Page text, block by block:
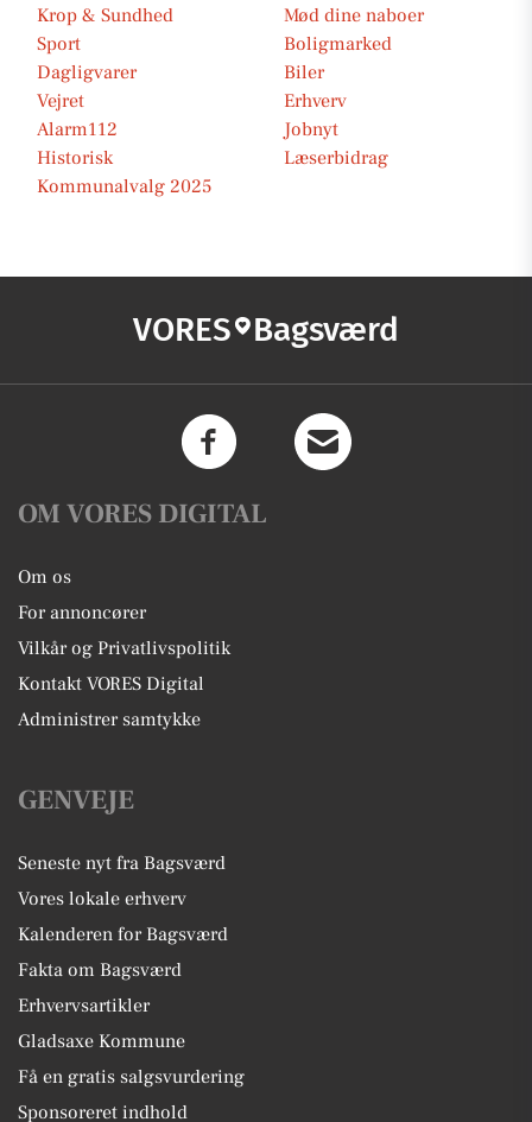
Krop & Sundhed
Mød dine naboer
Sport
Boligmarked
Dagligvarer
Biler
Vejret
Erhverv
Alarm112
Jobnyt
Historisk
Læserbidrag
Kommunalvalg 2025
VORES Bagsværd
OM VORES DIGITAL
Om os
For annoncører
Vilkår og Privatlivspolitik
Kontakt VORES Digital
Administrer samtykke
GENVEJE
Seneste nyt fra Bagsværd
Vores lokale erhverv
Kalenderen for Bagsværd
Fakta om Bagsværd
Erhvervsartikler
Gladsaxe Kommune
Få en gratis salgsvurdering
Sponsoreret indhold